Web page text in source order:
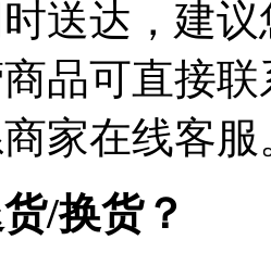
送达，建
品可直接
家在线客服
/换货？